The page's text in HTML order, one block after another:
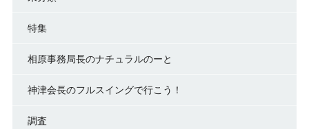
特集
相原事務局長のナチュラルのーと
神津会長のフルスイングで行こう！
調査